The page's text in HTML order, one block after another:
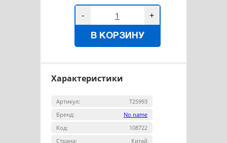
- +
В КОРЗИНУ
Характеристики
Артикул:
Т25993
Бренд:
No name
Код:
108722
Страна:
Китай